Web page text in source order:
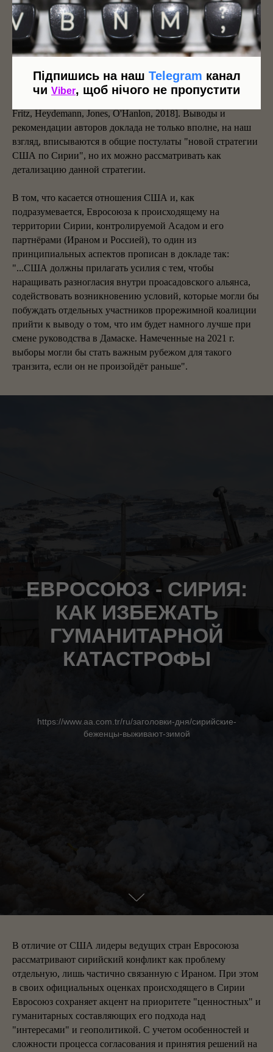
работы, посвящённые обновлению сирийского аспекта
стратегии США. Одна из наиболее, на наш взгляд,
значимых работ - аналитический доклад под названием
"10-градусное смещение в сирийской стратегии" (A10-
degree shift in Syria strategy), подготовленный на базе
Брукингского института группой известных специалистов
по вопросам безопасности и Ближнего Востока [Alaaldin,
Fritz, Heydemann, Jones, O'Hanlon, 2018]. Выводы и
рекомендации авторов доклада не только вполне, на наш
взгляд, вписываются в общие постулаты "новой стратегии
США по Сирии", но их можно рассматривать как
детализацию данной стратегии.
В том, что касается отношения США и, как
подразумевается, Евросоюза к происходящему на
территории Сирии, контролируемой Асадом и его
партнёрами (Ираном и Россией), то один из
принципиальных аспектов прописан в докладе так:
"...США должны прилагать усилия с тем, чтобы
наращивать разногласия внутри проасадовского альянса,
содействовать возникновению условий, которые могли бы
побуждать отдельных участников прорежимной коалиции
прийти к выводу о том, что им будет намного лучше при
смене руководства в Дамаске. Намеченные на 2021 г.
выборы могли бы стать важным рубежом для такого
транзита, если он не произойдёт раньше".
ЕВРОСОЮЗ - СИРИЯ:
КАК ИЗБЕЖАТЬ
ГУМАНИТАРНОЙ
КАТАСТРОФЫ
https://www.aa.com.tr/ru/заголовки-дня/сирийские-
беженцы-выживают-зимой
В отличие от США лидеры ведущих стран Евросоюза
рассматривают сирийский конфликт как проблему
отдельную, лишь частично связанную с Ираном. При этом
в своих официальных оценках происходящего в Сирии
Евросоюз сохраняет акцент на приоритете "ценностных" и
гуманитарных составляющих его подхода над
"интересами" и геополитикой. С учетом особенностей и
сложности процесса согласования и принятия решений на
Підпишись на наш Telegram канал
чи Viber, щоб нічого не пропустити